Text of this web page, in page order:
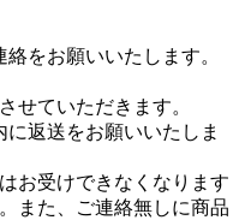
をお願いいたします。
せていただきます。
返送をお願いいたしま
お受けできなくなります
また、ご連絡無しに商品